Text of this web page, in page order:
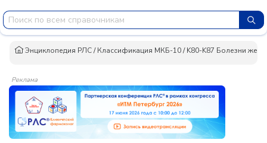
Энциклопедия РЛС/Классификация МКБ-10/K80-K87 Болезни
Реклама